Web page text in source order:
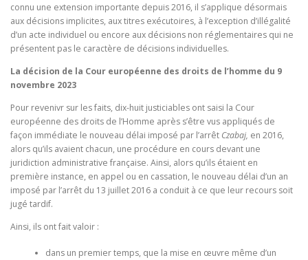
connu une extension importante depuis 2016, il s’applique désormais
aux décisions implicites, aux titres exécutoires, à l’exception d’illégalité
d’un acte individuel ou encore aux décisions non réglementaires qui ne
présentent pas le caractère de décisions individuelles.
La décision de la Cour européenne des droits de l’homme du 9
novembre 2023
Pour revenivr sur les faits, dix-huit justiciables ont saisi la Cour
européenne des droits de l’Homme après s’être vus appliqués de
façon immédiate le nouveau délai imposé par l’arrêt Czabaj, en 2016,
alors qu’ils avaient chacun, une procédure en cours devant une
juridiction administrative française. Ainsi, alors qu’ils étaient en
première instance, en appel ou en cassation, le nouveau délai d’un an
imposé par l’arrêt du 13 juillet 2016 a conduit à ce que leur recours soit
jugé tardif.
Ainsi, ils ont fait valoir :
dans un premier temps, que la mise en œuvre même d’un